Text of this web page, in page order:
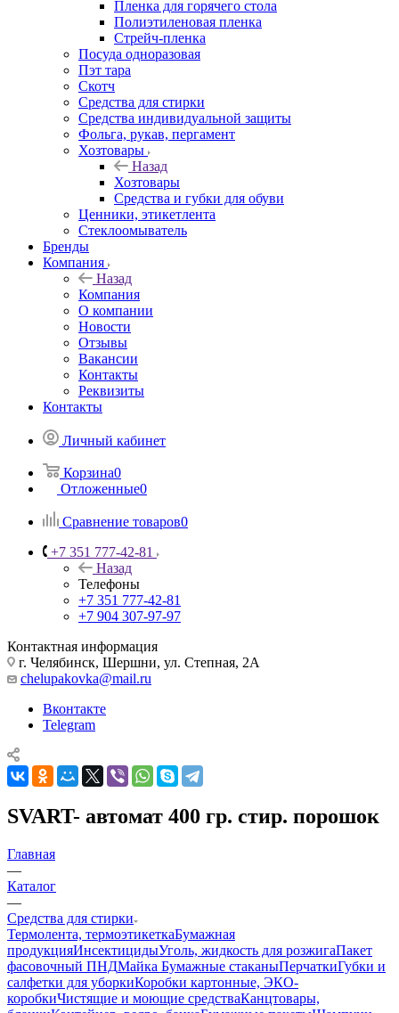
Пленка для горячего стола
Полиэтиленовая пленка
Стрейч-пленка
Посуда одноразовая
Пэт тара
Скотч
Средства для стирки
Средства индивидуальной защиты
Фольга, рукав, пергамент
Хозтовары
Назад
Хозтовары
Средства и губки для обуви
Ценники, этикетлента
Стеклоомыватель
Бренды
Компания
Назад
Компания
О компании
Новости
Отзывы
Вакансии
Контакты
Реквизиты
Контакты
Личный кабинет
Корзина0
Отложенные0
Сравнение товаров0
+7 351 777-42-81
Назад
Телефоны
+7 351 777-42-81
+7 904 307-97-97
Контактная информация
г. Челябинск, Шершни, ул. Степная, 2А
chelupakovka@mail.ru
Вконтакте
Telegram
SVART- автомат 400 гр. стир. порошок
Главная
—
Каталог
—
Средства для стирки
Термолента, термоэтикеткаБумажная
продукцияИнсектицидыУголь, жидкость для розжигаПакет
фасовочный ПНДМайка Бумажные стаканыПерчаткиГубки и
салфетки для уборкиКоробки картонные, ЭКО-
коробкиЧистящие и моющие средстваКанцтовары,